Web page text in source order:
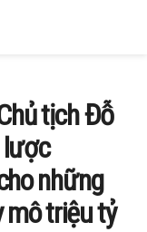
tịch Đỗ
lược
những
mô triệu tỷ